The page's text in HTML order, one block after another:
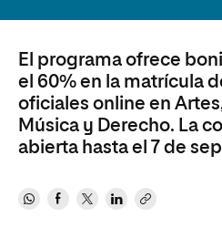
El programa ofrece
el 60% en la matrícula
oficiales online en
Música y Derecho. La
abierta hasta el 7 de